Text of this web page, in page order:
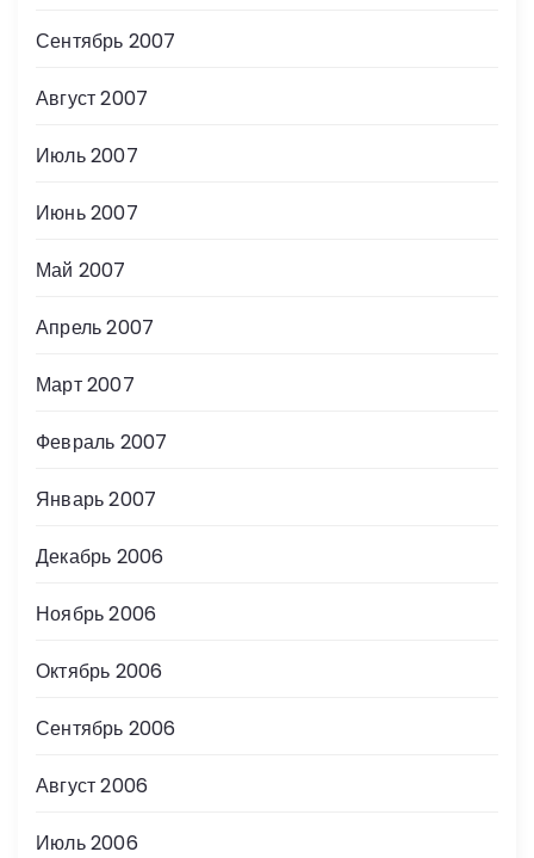
Сентябрь 2007
Август 2007
Июль 2007
Июнь 2007
Май 2007
Апрель 2007
Март 2007
Февраль 2007
Январь 2007
Декабрь 2006
Ноябрь 2006
Октябрь 2006
Сентябрь 2006
Август 2006
Июль 2006